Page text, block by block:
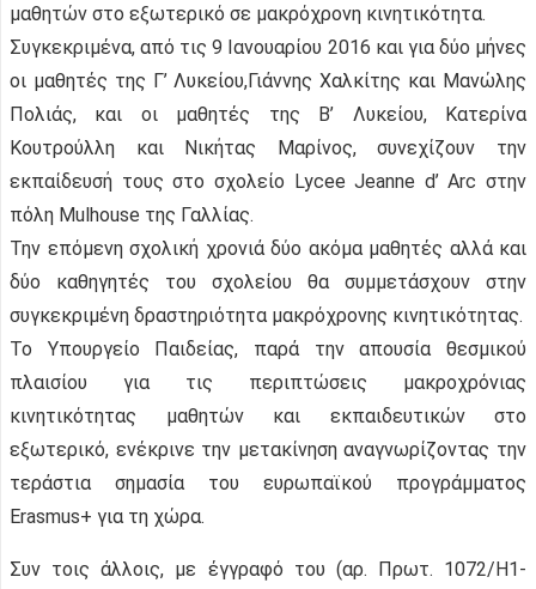
μαθητών στο εξωτερικό σε μακρόχρονη κινητικότητα.
Συγκεκριμένα, από τις 9 Ιανουαρίου 2016 και για δύο μήνες
οι μαθητές της Γ’ Λυκείου,Γιάννης Χαλκίτης και Μανώλης
Πολιάς, και οι μαθητές της Β’ Λυκείου, Κατερίνα
Κουτρούλλη και Νικήτας Μαρίνος, συνεχίζουν την
εκπαίδευσή τους στο σχολείο Lycee Jeanne d’ Arc στην
πόλη Mulhouse της Γαλλίας.
Την επόμενη σχολική χρονιά δύο ακόμα μαθητές αλλά και
δύο καθηγητές του σχολείου θα συμμετάσχουν στην
συγκεκριμένη δραστηριότητα μακρόχρονης κινητικότητας.
Το Υπουργείο Παιδείας, παρά την απουσία θεσμικού
πλαισίου για τις περιπτώσεις μακροχρόνιας
κινητικότητας μαθητών και εκπαιδευτικών στο
εξωτερικό, ενέκρινε την μετακίνηση αναγνωρίζοντας την
τεράστια σημασία του ευρωπαϊκού προγράμματος
Erasmus+ για τη χώρα.
Συν τοις άλλοις, με έγγραφό του (αρ. Πρωτ. 1072/Η1-